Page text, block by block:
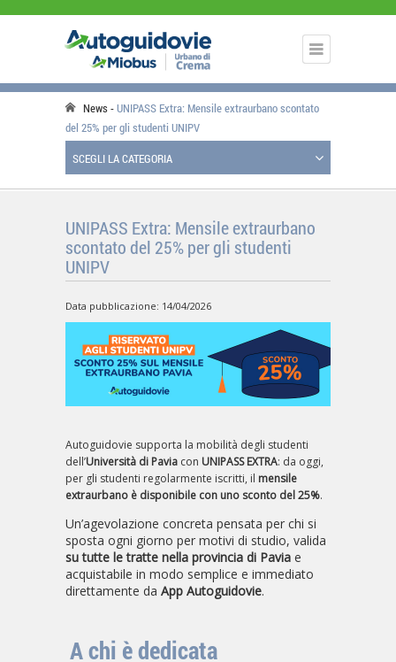
News
UNIPASS Extra: Mensile extraurbano scontato
del 25% per gli studenti UNIPV
SCEGLI LA CATEGORIA
UNIPASS Extra: Mensile extraurbano
scontato del 25% per gli studenti
UNIPV
Data pubblicazione: 14/04/2026
Autoguidovie supporta la mobilità degli studenti
dell’Università di Pavia con UNIPASS EXTRA: da oggi,
per gli studenti regolarmente iscritti, il mensile
extraurbano è disponibile con uno sconto del 25%.
Un’agevolazione concreta pensata per chi si
sposta ogni giorno per motivi di studio, valida
su tutte le tratte nella provincia di Pavia e
acquistabile in modo semplice e immediato
direttamente da App Autoguidovie.
A chi è dedicata